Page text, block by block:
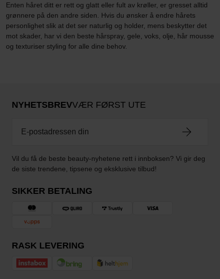
Enten håret ditt er rett og glatt eller fult av krøller, er gresset alltid
grønnere på den andre siden. Hvis du ønsker å endre hårets
personlighet slik at det ser naturlig og holder, mens beskytter det
mot skader, har vi den beste hårspray, gele, voks, olje, hår mousse
og texturiser styling for alle dine behov.
NYHETSBREVVÆR FØRST UTE
Vil du få de beste beauty-nyhetene rett i innboksen? Vi gir deg
de siste trendene, tipsene og eksklusive tilbud!
SIKKER BETALING
RASK LEVERING